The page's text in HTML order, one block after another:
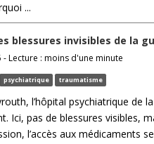
...
blessures invisibles de la
- Lecture : moins d'une minute
psychiatrique traumatisme
l’hôpital psychiatrique de
Ici, pas de blessures visibles,
l’accès aux médicaments